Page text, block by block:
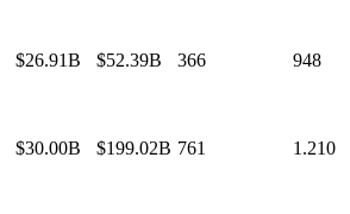
$26.91B $52.39B 366 948
$30.00B $199.02B 761 1.210